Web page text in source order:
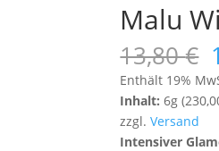
Malu
13,80€
Enthält 19%
Inhalt: 6g (
zzgl.Versand
Intensiver